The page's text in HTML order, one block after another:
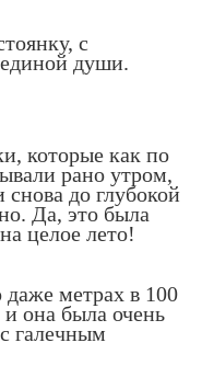
с
души.
которые как по
рано утром,
до глубокой
Да, это была
целое лето!
даже метрах в 100
она была очень
галечным